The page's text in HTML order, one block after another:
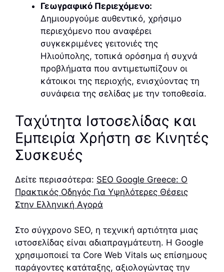
Γεωγραφικό Περιεχόμενο:
Δημιουργούμε αυθεντικό, χρήσιμο
περιεχόμενο που αναφέρει
συγκεκριμένες γειτονιές της
Ηλιούπολης, τοπικά ορόσημα ή συχνά
προβλήματα που αντιμετωπίζουν οι
κάτοικοι της περιοχής, ενισχύοντας τη
συνάφεια της σελίδας με την τοποθεσία.
Ταχύτητα Ιστοσελίδας και
Εμπειρία Χρήστη σε Κινητές
Συσκευές
Δείτε περισσότερα: SEO Google Greece: Ο
Πρακτικός Οδηγός Για Υψηλότερες Θέσεις
Στην Ελληνική Αγορά
Στο σύγχρονο SEO, η τεχνική αρτιότητα μιας
ιστοσελίδας είναι αδιαπραγμάτευτη. Η Google
χρησιμοποιεί τα Core Web Vitals ως επίσημους
παράγοντες κατάταξης, αξιολογώντας την